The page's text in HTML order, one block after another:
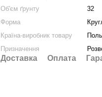
Об'єм ґрунту
32
Форма
Країна-виробник товару
Призначення
Доставка Оплата